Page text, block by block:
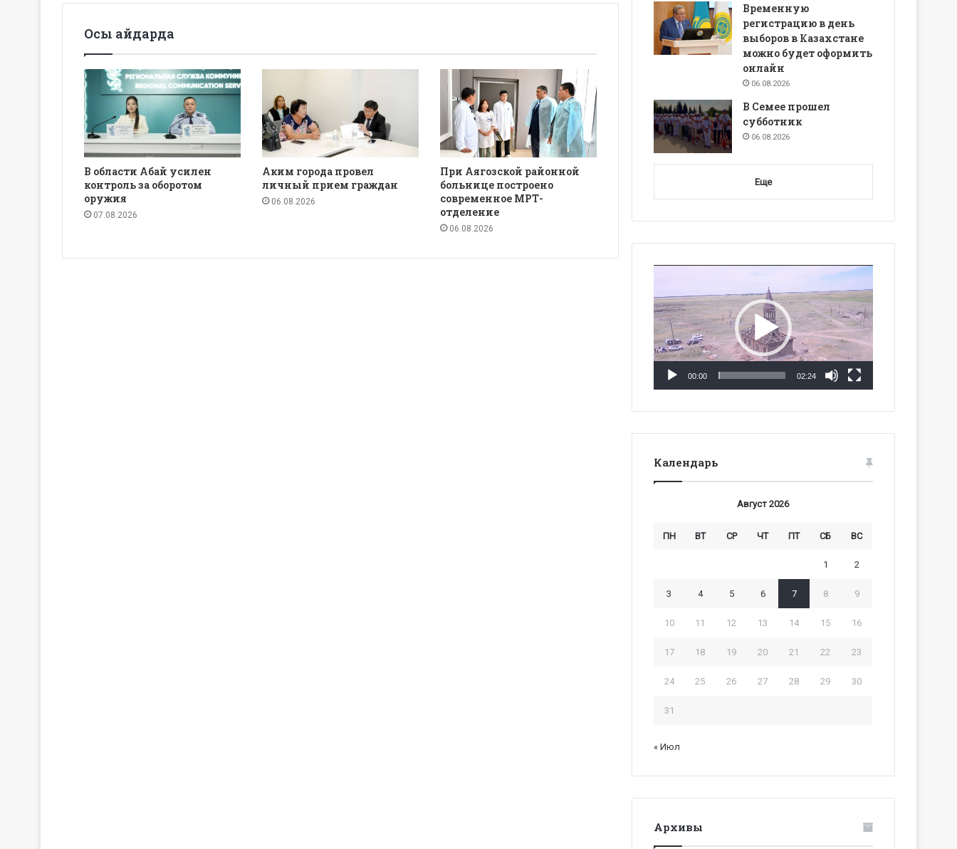
Осы айдарда
В области Абай усилен
контроль за оборотом
оружия
07.08.2026
Аким города провел
личный прием граждан
06.08.2026
При Аягозской районной
больнице построено
современное МРТ-
отделение
06.08.2026
Временную
регистрацию в день
выборов в Казахстане
можно будет оформить
онлайн
06.08.2026
В Семее прошел
субботник
06.08.2026
Еще
00:00 02:24
Календарь
Август 2026
ПН ВТ СР ЧТ ПТ СБ ВС
1 2
3 4 5 6 7 8 9
10 11 12 13 14 15 16
17 18 19 20 21 22 23
24 25 26 27 28 29 30
31
« Июл
Архивы